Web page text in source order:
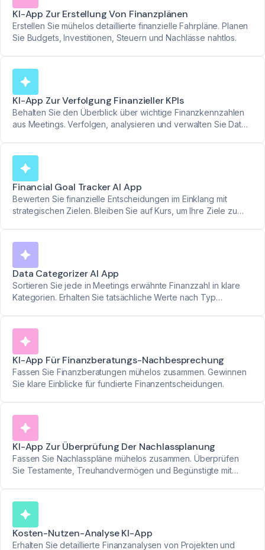
KI-App Zur Erstellung Von Finanzplänen
Erstellen Sie mühelos detaillierte finanzielle Fahrpläne. Planen
Sie Budgets, Investitionen, Steuern und Nachlässe nahtlos.
KI-App Zur Verfolgung Finanzieller KPIs
Behalten Sie den Überblick über wichtige Finanzkennzahlen
aus Meetings. Verfolgen, analysieren und verwalten Sie Daten
Financial Goal Tracker AI App
Bewerten Sie finanzielle Entscheidungen im Einklang mit
strategischen Zielen. Bleiben Sie auf Kurs, um Ihre Ziele zu
Data Categorizer AI App
Sortieren Sie jede in Meetings erwähnte Finanzzahl in klare
Kategorien. Erhalten Sie tatsächliche Werte nach Typ
KI-App Für Finanzberatungs-Nachbesprechung
Fassen Sie Finanzberatungen mühelos zusammen. Gewinnen
Sie klare Einblicke für fundierte Finanzentscheidungen.
KI-App Zur Überprüfung Der Nachlassplanung
Fassen Sie Nachlasspläne mühelos zusammen. Überprüfen
Sie Testamente, Treuhandvermögen und Begünstigte mit
Kosten-Nutzen-Analyse KI-App
Erhalten Sie detaillierte Finanzanalysen von Projekten und